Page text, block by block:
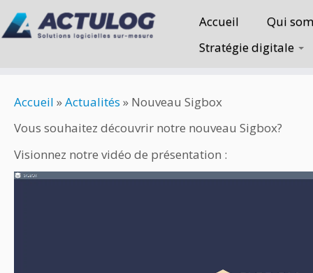
Accueil
Qui
Stratégie digitale
Accueil »Actualités » Nouveau Sigbox
Vous souhaitez découvrir notre nouveau Sigbox?
Visionnez notre vidéo de présentation :